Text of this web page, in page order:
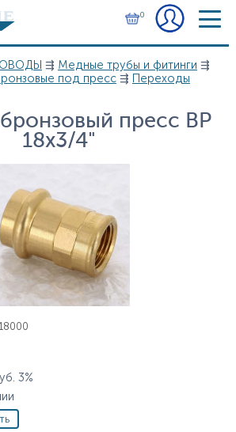
содержанию
0
⇶ Медные трубы и фитинги ⇶
под пресс⇶ Переходы
бронзовый пресс ВР
18х3/4"
3%